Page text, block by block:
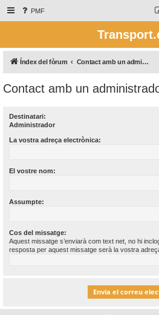
PMF
Índex del fòrum Contact amb un administrador del fòrum
Contact amb un
Destinatari:
Administrador
La vostra adreça electrònica:
El vostre nom:
Assumpte:
Cos del missatge:
Aquest missatge s’enviarà com text net, no hi
resposta per aquest missatge serà la vostra